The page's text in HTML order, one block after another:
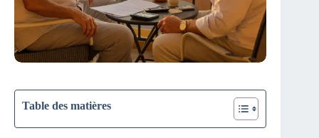
Table des matières